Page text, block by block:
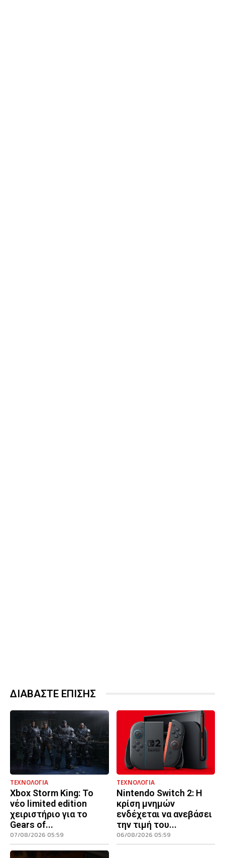
ΔΙΑΒΑΣΤΕ ΕΠΙΣΗΣ
ΤΕΧΝΟΛΟΓΙΑ
Xbox Storm King: Το
νέο limited edition
χειριστήριο για το
Gears of...
07/08/2026 05:59
ΤΕΧΝΟΛΟΓΙΑ
Nintendo Switch 2: Η
κρίση μνημών
ενδέχεται να ανεβάσει
την τιμή του...
06/08/2026 05:59